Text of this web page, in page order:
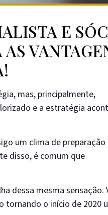
E
mas, principalmente,
e a estratégia
um clima de preparação
disso, é comum que
dessa mesma sensação.
tornando o início de 2020